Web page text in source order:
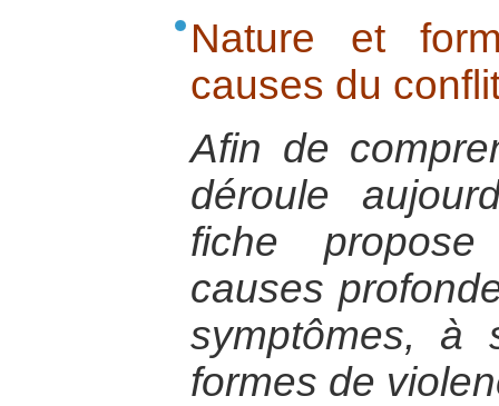
Nature et
causes du
Afin de
déroule
fiche
causes
symptômes, à
formes de